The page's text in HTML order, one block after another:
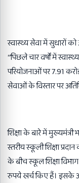
स्वास्थ्य सेवा में सुधारों
‘‘पिछले चार वर्षों में
परियोजनाओं पर 7.91
सेवाओं के विस्तार पर
शिक्षा के बारे में
स्तरीय स्कूली शिक्षा
के बीच स्कूल शिक्षा
रुपये खर्च किए हैं। इसके